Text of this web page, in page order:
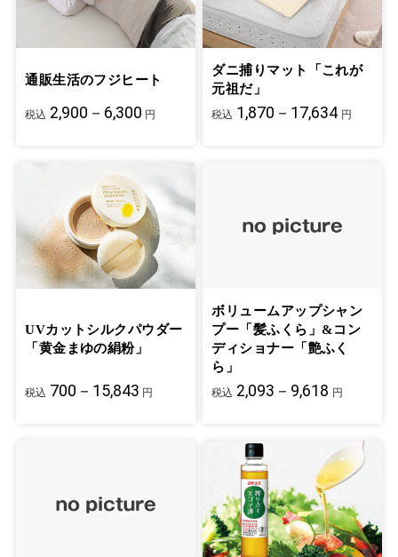
通販生活のフジヒート
税込 2,900－6,300 円
ダニ捕りマット「これが
元祖だ」
税込 1,870－17,634 円
UVカットシルクパウダー
「黄金まゆの絹粉」
税込 700－15,843 円
ボリュームアップシャン
プー「髪ふくら」&コン
ディショナー「艶ふく
ら」
税込 2,093－9,618 円